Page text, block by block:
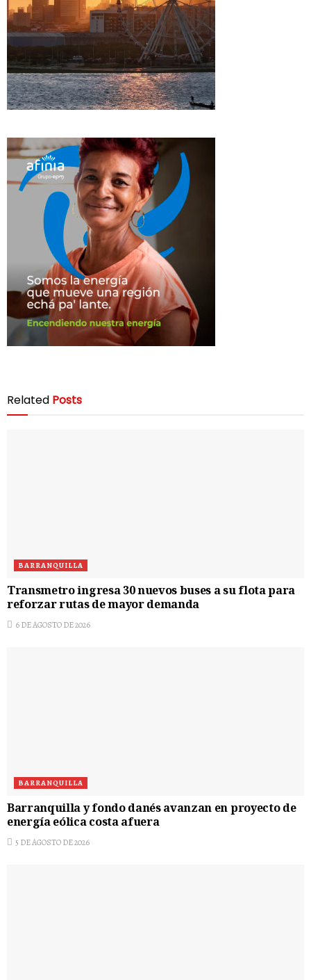
Related Posts
BARRANQUILLA
Transmetro ingresa 30 nuevos buses a su flota para
reforzar rutas de mayor demanda
6 DE AGOSTO DE 2026
BARRANQUILLA
Barranquilla y fondo danés avanzan en proyecto de
energía eólica costa afuera
5 DE AGOSTO DE 2026